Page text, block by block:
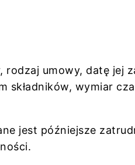
umowy, datę jej
składników, wymiar
jest późniejsze